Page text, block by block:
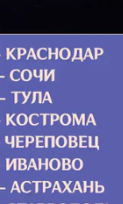
Храм
Радуйся,
двери райския
Тя и бысть
еси града
еси ко храму